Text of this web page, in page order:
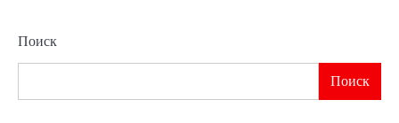
Поиск
Поиск